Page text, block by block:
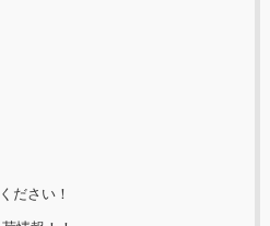
ださい！